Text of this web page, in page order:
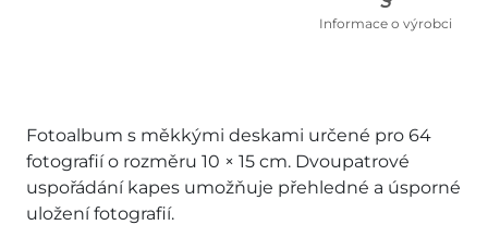
Informace o výrobci
Fotoalbum s měkkými deskami určené pro 64
fotografií o rozměru 10 × 15 cm. Dvoupatrové
uspořádání kapes umožňuje přehledné a úsporné
uložení fotografií.